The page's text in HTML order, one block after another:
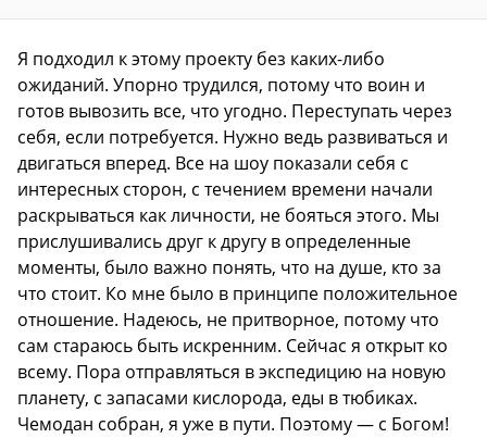
Я подходил к этому проекту без каких-либо
ожиданий. Упорно трудился, потому что воин и
готов вывозить все, что угодно. Переступать через
себя, если потребуется. Нужно ведь развиваться и
двигаться вперед. Все на шоу показали себя с
интересных сторон, с течением времени начали
раскрываться как личности, не бояться этого. Мы
прислушивались друг к другу в определенные
моменты, было важно понять, что на душе, кто за
что стоит. Ко мне было в принципе положительное
отношение. Надеюсь, не притворное, потому что
сам стараюсь быть искренним. Сейчас я открыт ко
всему. Пора отправляться в экспедицию на новую
планету, с запасами кислорода, еды в тюбиках.
Чемодан собран, я уже в пути. Поэтому — с Богом!